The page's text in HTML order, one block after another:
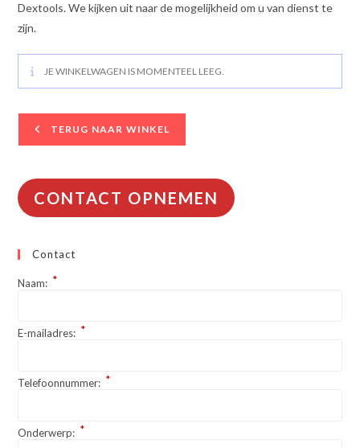
Dextools. We kijken uit naar de mogelijkheid om u van dienst te
zijn.
JE WINKELWAGEN IS MOMENTEEL LEEG.
TERUG NAAR WINKEL
CONTACT OPNEMEN
Contact
Naam: *
E-mailadres: *
Telefoonnummer: *
Onderwerp: *